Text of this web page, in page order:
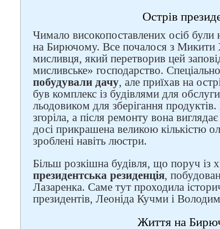
Острів
Чимало високопоставлених осіб були
на Бирючому. Все почалося з Микити
мисливця, який перетворив цей
мисливське» господарство.
побудували дачу, але приїхав на
був комплекс із будівлями для
льодовиком для зберігання
згоріла, а після ремонту вона
досі прикрашена великою кількістю
зроблені навіть люстри.
Більш розкішна будівля, що поруч із
президентська резиденція,
Лазаренка. Саме тут проходила
президентів, Леоніда Кучми і
Життя на